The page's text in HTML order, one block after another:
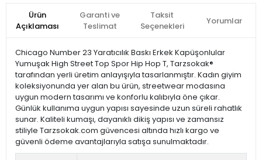
Ürün
Açıklaması
Garanti ve
Teslimat
Taksit
Seçenekleri
Yorumlar
Chicago Number 23 Yaratıcılık Baskı Erkek Kapüşonlular
Yumuşak High Street Top Spor Hip Hop T, Tarzsokak®
tarafından yerli üretim anlayışıyla tasarlanmıştır. Kadın giyim
koleksiyonunda yer alan bu ürün, streetwear modasına
uygun modern tasarımı ve konforlu kalıbıyla öne çıkar.
Günlük kullanıma uygun yapısı sayesinde uzun süreli rahatlık
sunar. Kaliteli kumaşı, dayanıklı dikiş yapısı ve zamansız
stiliyle Tarzsokak.com güvencesi altında hızlı kargo ve
güvenli ödeme avantajlarıyla satışa sunulmaktadır.